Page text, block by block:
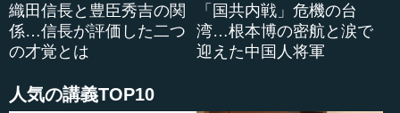
織田信長と豊臣秀吉の関
係…信長が評価した二つ
の才覚とは
「国共内戦」危機の台
湾…根本博の密航と涙で
迎えた中国人将軍
人気の講義TOP10